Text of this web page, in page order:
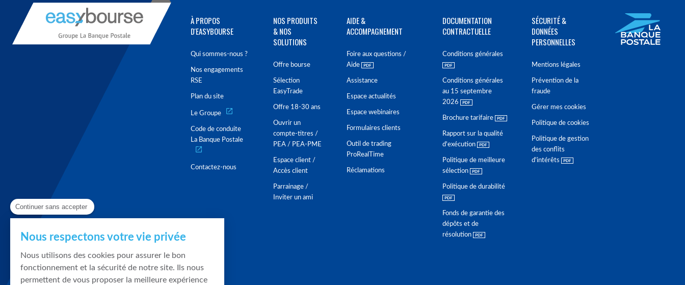
À PROPOS
D'EASYBOURSE
Qui sommes-nous ?
Nos engagements
RSE
Plan du site
Le Groupe
Code de conduite
La Banque Postale
Contactez-nous
NOS PRODUITS
& NOS
SOLUTIONS
Offre bourse
Sélection
EasyTrade
Offre 18-30 ans
Ouvrir un
compte-titres /
PEA / PEA-PME
Espace client /
Accès client
Parrainage /
Inviter un ami
AIDE &
ACCOMPAGNEMENT
Foire aux questions /
Aide
Assistance
Espace actualités
Espace webinaires
Formulaires clients
Outil de trading
ProRealTime
Réclamations
DOCUMENTATION
CONTRACTUELLE
Conditions générales
Conditions générales
au 15 septembre
2026
Brochure tarifaire
Rapport sur la qualité
d'exécution
Politique de meilleure
sélection
Politique de durabilité
Fonds de garantie des
dépôts et de
résolution
SÉCURITÉ &
DONNÉES
PERSONNELLES
Mentions légales
Prévention de la
fraude
Gérer mes cookies
Politique de cookies
Politique de gestion
des conflits
d'intérêts
Continuer sans accepter
Nous respectons votre vie privée
Nous utilisons des cookies pour assurer le bon
fonctionnement et la sécurité de notre site. Ils nous
permettent de vous proposer la meilleure expérience